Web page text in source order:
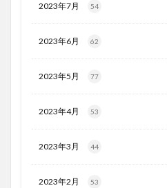
2023年7月 54
2023年6月 62
2023年5月 77
2023年4月 53
2023年3月 44
2023年2月 53